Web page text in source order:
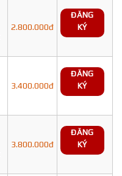
2.800.000đ
ĐĂNG
KÝ
3.400.000đ
ĐĂNG
KÝ
3.800.000đ
ĐĂNG
KÝ